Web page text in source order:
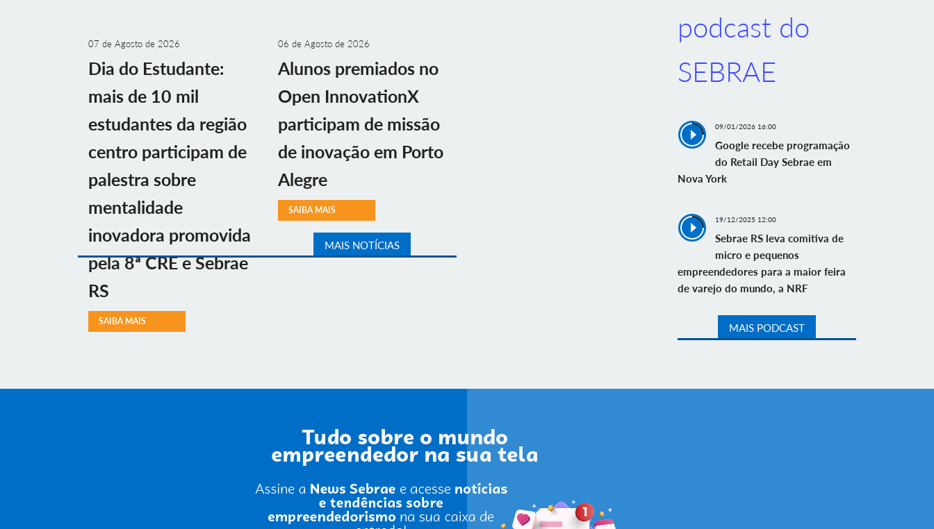
07 de Agosto de 2026
Dia do Estudante:
mais de 10 mil
estudantes da região
centro participam de
palestra sobre
mentalidade
inovadora promovida
pela 8ª CRE e Sebrae
RS
SAIBA MAIS
06 de Agosto de 2026
Alunos premiados no
Open InnovationX
participam de missão
de inovação em Porto
Alegre
SAIBA MAIS
MAIS NOTÍCIAS
podcast do
SEBRAE
09/01/2026 16:00
Google recebe programação
do Retail Day Sebrae em
Nova York
19/12/2025 12:00
Sebrae RS leva comitiva de
micro e pequenos
empreendedores para a maior feira
de varejo do mundo, a NRF
MAIS PODCAST